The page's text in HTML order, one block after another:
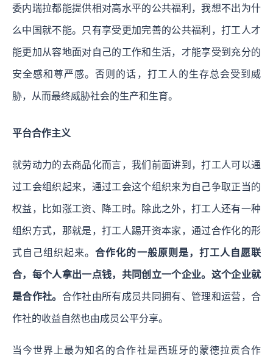
委内瑞拉都能提供相对高水平的公共福利，我想不出为什
么中国就不能。 只有享受更加完善的公共福利，打工人才
能更加从容地面对自己的工作和生活，才能享受到充分的
安全感和尊严感。否则的话，打工人的生存总会受到威
胁，从而最终威胁社会的生产和生育。
平台合作主义
就劳动力的去商品化而言，我们前面讲到，打工人可以通
过工会组织起来，通过工会这个组织来为自己争取正当的
权益，比如涨工资、降工时。除此之外，打工人还有一种
组织方式，那就是，打工人踢开资本家，通过合作化的形
式自己组织起来。合作化的一般原则是，打工人自愿联
合，每个人拿出一点钱，共同创立一个企业。这个企业就
是合作社。 合作社由所有成员共同拥有、管理和运营，合
作社的收益自然也由成员公平分享。
当今世界上最为知名的合作社是西班牙的蒙德拉贡合作